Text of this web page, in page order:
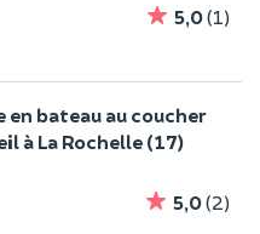
5,0(1)
en bateau au coucher
à La Rochelle (17)
5,0(2)